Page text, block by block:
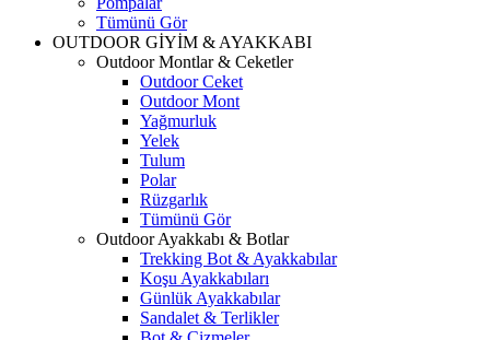
Tümünü Gör
OUTDOOR GİYİM & AYAKKABI
Outdoor Montlar & Ceketler
Outdoor Ceket
Outdoor Mont
Yağmurluk
Yelek
Tulum
Polar
Rüzgarlık
Tümünü Gör
Outdoor Ayakkabı & Botlar
Trekking Bot & Ayakkabılar
Koşu Ayakkabıları
Günlük Ayakkabılar
Sandalet & Terlikler